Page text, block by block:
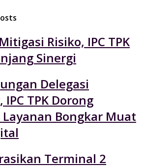
Risiko, IPC TPK
Sinergi
Delegasi
TPK Dorong
Bongkar Muat
Terminal 2